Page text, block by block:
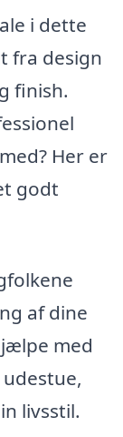
i dette
fra design
finish.
Her er
godt
af dine
med
livsstil.